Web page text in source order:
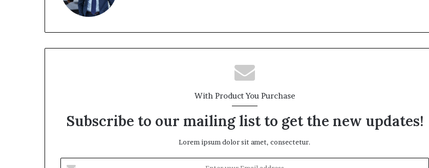
With Product You Purchase
Subscribe to our mailing list to get the new updates!
Lorem ipsum dolor sit amet, consectetur.